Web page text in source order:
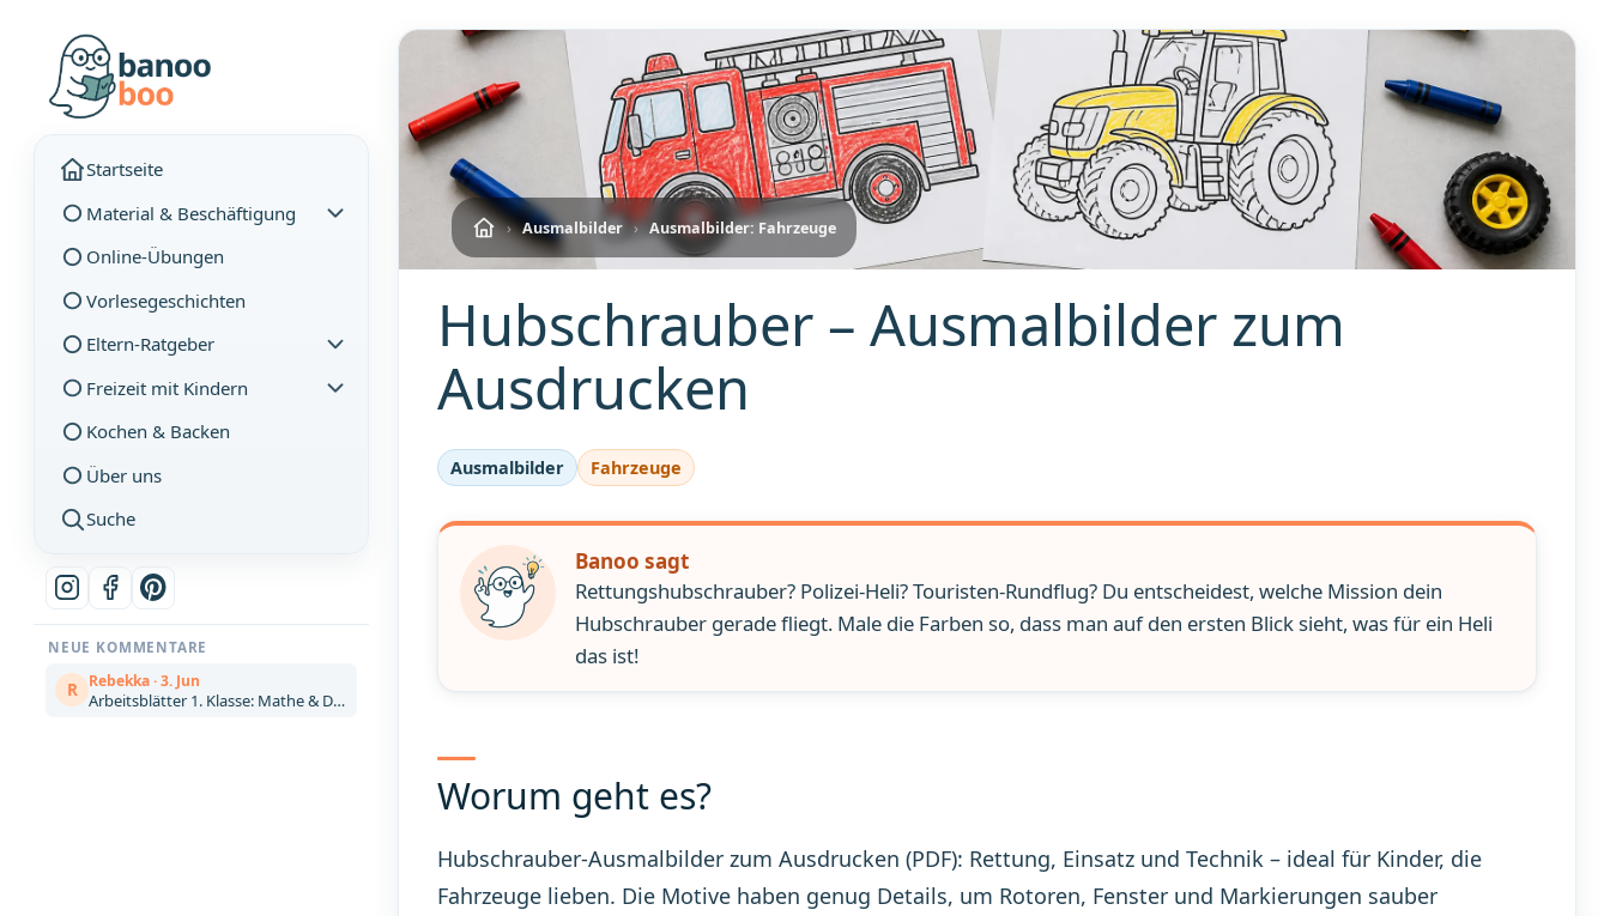
Startseite
Material & Beschäftigung
Online-Übungen
Vorlesegeschichten
Eltern-Ratgeber
Freizeit mit Kindern
Kochen & Backen
Über uns
Suche
NEUE KOMMENTARE
R Rebekka · 3. Jun
Arbeitsblätter 1. Klasse: Mathe & Deutsch kostenlos zum Ausdrucken (Artikel)
› Ausmalbilder › Ausmalbilder: Fahrzeuge
Hubschrauber – Ausmalbilder zum
Ausdrucken
Ausmalbilder Fahrzeuge
Banoo sagt
Rettungshubschrauber? Polizei-Heli? Touristen-Rundflug? Du entscheidest, welche Mission dein
Hubschrauber gerade fliegt. Male die Farben so, dass man auf den ersten Blick sieht, was für ein Heli
das ist!
Worum geht es?
Hubschrauber-Ausmalbilder zum Ausdrucken (PDF): Rettung, Einsatz und Technik – ideal für Kinder, die
Fahrzeuge lieben. Die Motive haben genug Details, um Rotoren, Fenster und Markierungen sauber